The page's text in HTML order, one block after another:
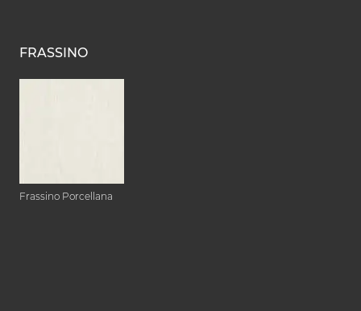
FRASSINO
Frassino Porcellana